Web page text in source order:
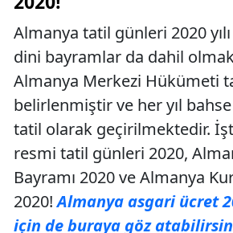
Almanya tatil günleri 2020
dini bayramlar da dahil
Almanya Merkezi Hükümeti
belirlenmiştir ve her yıl
tatil olarak geçirilmektedir.
resmi tatil günleri 2020,
Bayramı 2020 ve Almanya
2020!Almanya asgari ücret
için de buraya göz